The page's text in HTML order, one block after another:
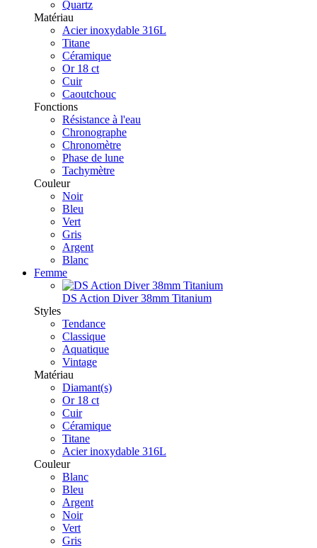
Quartz
Matériau
Acier inoxydable 316L
Titane
Céramique
Or 18 ct
Cuir
Caoutchouc
Fonctions
Résistance à l'eau
Chronographe
Chronomètre
Phase de lune
Tachymètre
Couleur
Noir
Bleu
Vert
Gris
Argent
Blanc
Femme
DS Action Diver 38mm Titanium
Styles
Tendance
Classique
Aquatique
Vintage
Matériau
Diamant(s)
Or 18 ct
Cuir
Céramique
Titane
Acier inoxydable 316L
Couleur
Blanc
Bleu
Argent
Noir
Vert
Gris